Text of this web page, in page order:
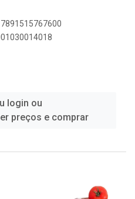
login ou
preços e comprar